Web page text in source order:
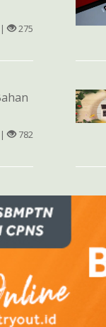
| 275
| 782